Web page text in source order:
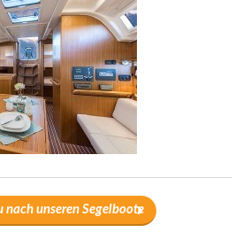
nach unseren Segelboote